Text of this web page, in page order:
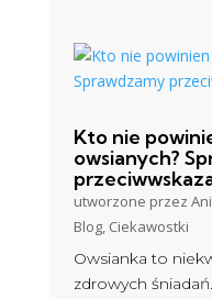
Kto nie
owsianych?
utworzone przez
Blog, Ciekawostki
Owsianka to
zdrowych